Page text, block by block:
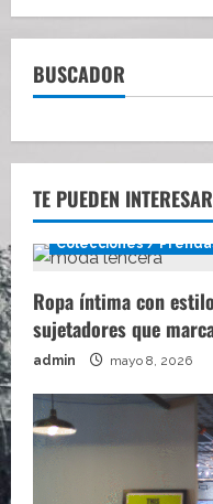
BUSCADOR
TE PUEDEN INTERESAR
Colecciones /
Ropa íntima con
sujetadores que
admin mayo 8, 2026